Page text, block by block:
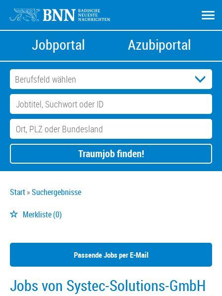
Jobportal Azubiportal
Traumjob finden!
Start Suchergebnisse
Merkliste(0)
Passende Jobs per E-Mail
Jobs von Systec-Solutions-GmbH